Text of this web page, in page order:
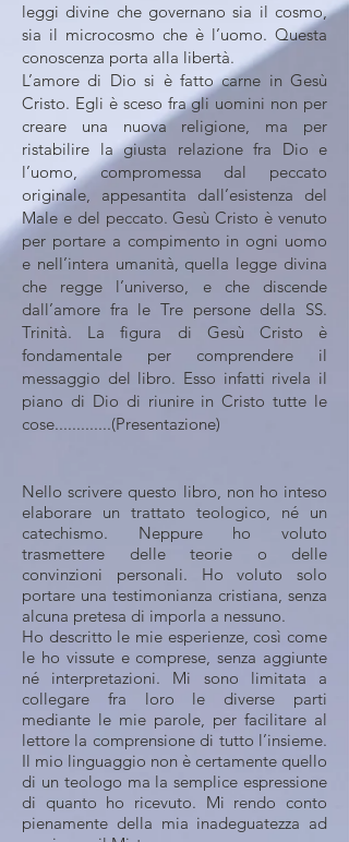
leggi divine che governano sia il cosmo,
sia il microcosmo che è l’uomo. Questa
conoscenza porta alla libertà.
L’amore di Dio si è fatto carne in Gesù
Cristo. Egli è sceso fra gli uomini non per
creare una nuova religione, ma per
ristabilire la giusta relazione fra Dio e
l’uomo, compromessa dal peccato
originale, appesantita dall’esistenza del
Male e del peccato. Gesù Cristo è venuto
per portare a compimento in ogni uomo
e nell’intera umanità, quella legge divina
che regge l’universo, e che discende
dall’amore fra le Tre persone della SS.
Trinità. La figura di Gesù Cristo è
fondamentale per comprendere il
messaggio del libro. Esso infatti rivela il
piano di Dio di riunire in Cristo tutte le
cose.............(Presentazione)
Nello scrivere questo libro, non ho inteso
elaborare un trattato teologico, né un
catechismo. Neppure ho voluto
trasmettere delle teorie o delle
convinzioni personali. Ho voluto solo
portare una testimonianza cristiana, senza
alcuna pretesa di imporla a nessuno.
Ho descritto le mie esperienze, così come
le ho vissute e comprese, senza aggiunte
né interpretazioni. Mi sono limitata a
collegare fra loro le diverse parti
mediante le mie parole, per facilitare al
lettore la comprensione di tutto l’insieme.
Il mio linguaggio non è certamente quello
di un teologo ma la semplice espressione
di quanto ho ricevuto. Mi rendo conto
pienamente della mia inadeguatezza ad